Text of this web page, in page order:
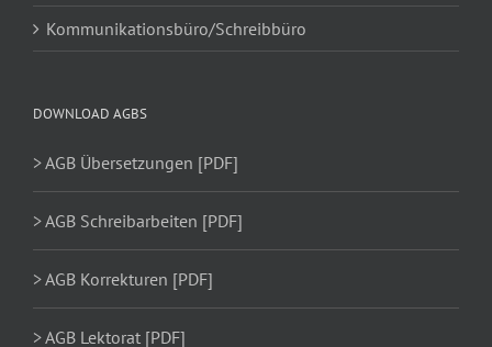
Kommunikationsbüro/Schreibbüro
DOWNLOAD AGBS
> AGB Übersetzungen [PDF]
> AGB Schreibarbeiten [PDF]
> AGB Korrekturen [PDF]
> AGB Lektorat [PDF]